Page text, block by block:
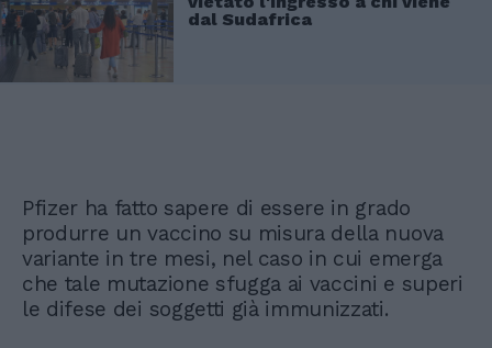
dal Sudafrica
Pfizer ha fatto sapere di essere in grado
produrre un vaccino su misura della nuova
variante in tre mesi, nel caso in cui emerga
che tale mutazione sfugga ai vaccini e superi
le difese dei soggetti già immunizzati.